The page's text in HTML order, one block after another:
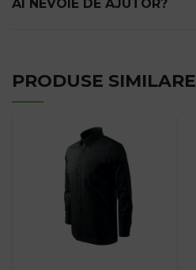
AI NEVOIE DE AJUTOR?
PRODUSE SIMILARE